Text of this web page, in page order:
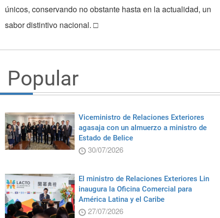
únicos, conservando no obstante hasta en la actualidad, un
sabor distintivo nacional. □
Popular
Viceministro de Relaciones Exteriores
agasaja con un almuerzo a ministro de
Estado de Belice
30/07/2026
El ministro de Relaciones Exteriores Lin
inaugura la Oficina Comercial para
América Latina y el Caribe
27/07/2026